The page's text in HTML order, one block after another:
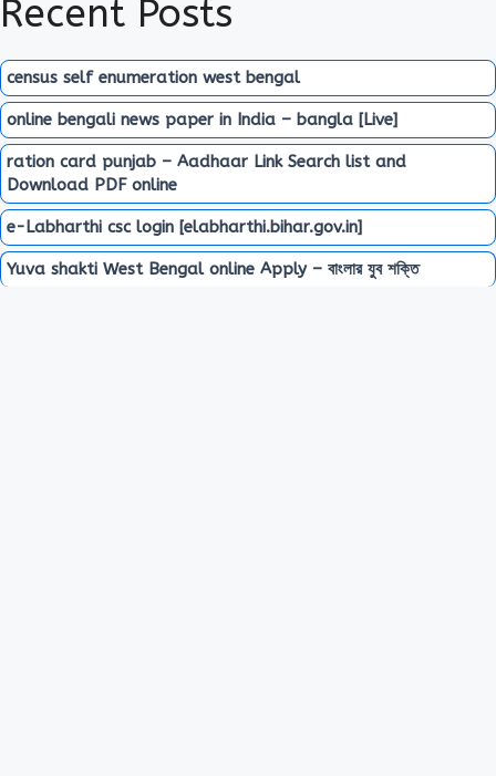
Recent Posts
census self enumeration west bengal
online bengali news paper in India – bangla [Live]
ration card punjab – Aadhaar Link Search list and
Download PDF online
e-Labharthi csc login [elabharthi.bihar.gov.in]
Yuva shakti West Bengal online Apply – বাংলার যুব শক্তি